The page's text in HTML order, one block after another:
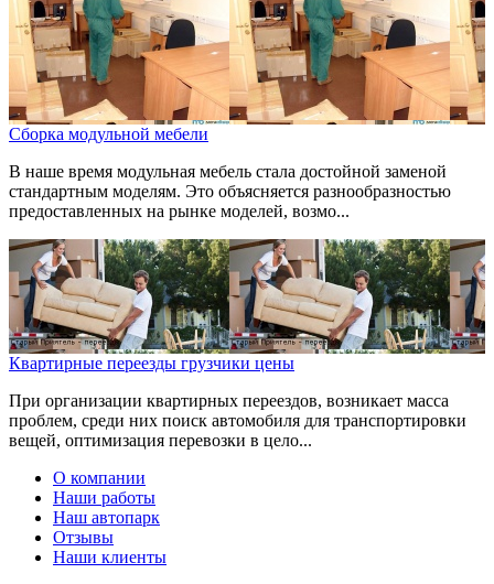
Сборка модульной мебели
В наше время модульная мебель стала достойной заменой
стандартным моделям. Это объясняется разнообразностью
предоставленных на рынке моделей, возмо...
Квартирные переезды грузчики цены
При организации квартирных переездов, возникает масса
проблем, среди них поиск автомобиля для транспортировки
вещей, оптимизация перевозки в цело...
О компании
Наши работы
Наш автопарк
Отзывы
Наши клиенты